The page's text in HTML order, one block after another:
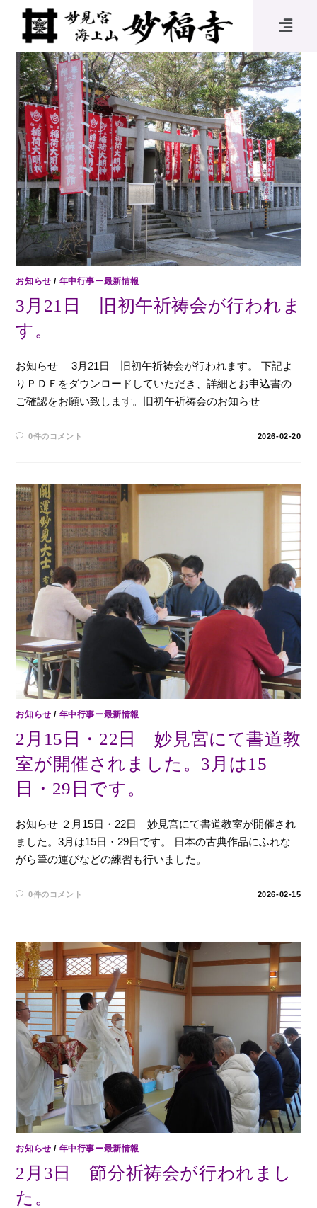
お知らせ / 年中行事ー最新情報
3月21日 旧初午祈祷会が行われま
す。
お知らせ 3月21日 旧初午祈祷会が行われます。 下記よ
りＰＤＦをダウンロードしていただき、詳細とお申込書の
ご確認をお願い致します。旧初午祈祷会のお知らせ
0件のコメント 2026-02-20
お知らせ / 年中行事ー最新情報
2月15日・22日 妙見宮にて書道教
室が開催されました。3月は15
日・29日です。
お知らせ ２月15日・22日 妙見宮にて書道教室が開催され
ました。3月は15日・29日です。 日本の古典作品にふれな
がら筆の運びなどの練習も行いました。
0件のコメント 2026-02-15
お知らせ / 年中行事ー最新情報
2月3日 節分祈祷会が行われまし
た。